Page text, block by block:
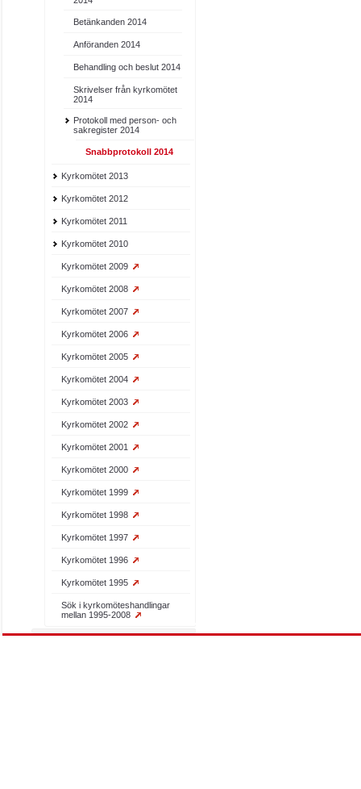
Betänkanden 2014
Anföranden 2014
Behandling och beslut 2014
Skrivelser från kyrkomötet
2014
Protokoll med person- och
sakregister 2014
Snabbprotokoll 2014
Kyrkomötet 2013
Kyrkomötet 2012
Kyrkomötet 2011
Kyrkomötet 2010
Kyrkomötet 2009
Kyrkomötet 2008
Kyrkomötet 2007
Kyrkomötet 2006
Kyrkomötet 2005
Kyrkomötet 2004
Kyrkomötet 2003
Kyrkomötet 2002
Kyrkomötet 2001
Kyrkomötet 2000
Kyrkomötet 1999
Kyrkomötet 1998
Kyrkomötet 1997
Kyrkomötet 1996
Kyrkomötet 1995
Sök i kyrkomöteshandlingar
mellan 1995-2008